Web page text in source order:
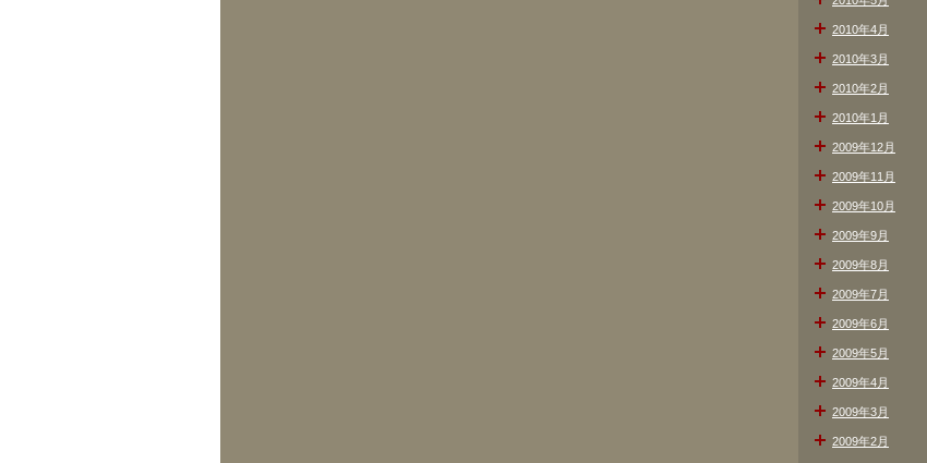
2010年4月
2010年3月
2010年2月
2010年1月
2009年12月
2009年11月
2009年10月
2009年9月
2009年8月
2009年7月
2009年6月
2009年5月
2009年4月
2009年3月
2009年2月